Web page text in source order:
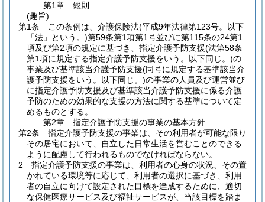
第1章
総則
(趣旨)
第1条
この条例は、介護保険法(平成9年法律第123号。以下
「法」という。)第59条第1項第1号並びに第115条の24第1
項及び第2項の規定に基づき、指定介護予防支援(法第58条
第1項に規定する指定介護予防支援をいう。以下同じ。)の
事業及び基準該当介護予防支援(同号に規定する基準該当介
護予防支援をいう。以下同じ。)の事業の人員及び運営並び
に指定介護予防支援及び基準該当介護予防支援に係る介護
予防のための効果的な支援の方法に関する基準について定
めるものとする。
第2章
指定介護予防支援の事業の基本方針
第2条
指定介護予防支援の事業は、その利用者が可能な限り
その居宅において、自立した日常生活を営むことのできる
ように配慮して行われるものでなければならない。
2
指定介護予防支援の事業は、利用者の心身の状況、その置
かれている環境等に応じて、利用者の選択に基づき、利用
者の自立に向けて設定された目標を達成するために、適切
な保健医療サービス及び福祉サービスが、当該目標を踏ま